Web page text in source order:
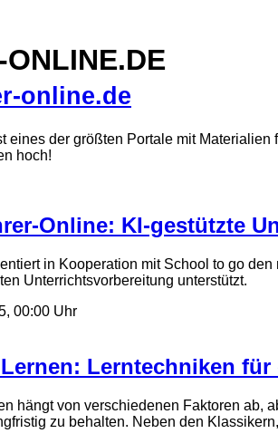
ONLINE.DE
online.de
eines der größten Portale mit
hoch!
Online: KI-gestützte
in Kooperation mit School to go
Unterrichtsvorbereitung unterstützt.
00:00 Uhr
Lerntechniken
hängt von verschiedenen Faktoren ab,
zu behalten. Neben den